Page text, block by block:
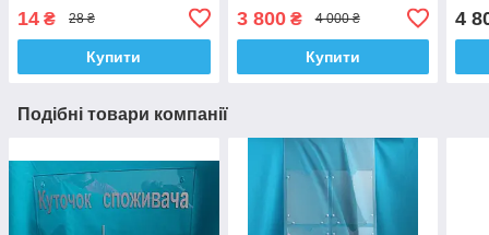
14 ₴ 28 ₴
Купити
3 800₴ 4 000 ₴
Купити
4
Подібні товари компанії